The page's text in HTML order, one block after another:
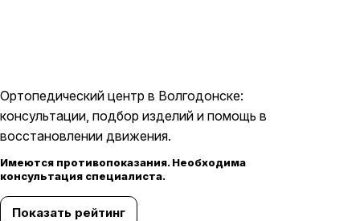
Ортопедический центр в Волгодонске:
консультации, подбор изделий и помощь в
восстановлении движения.
Имеются противопоказания. Необходима
консультация специалиста.
Показать рейтинг